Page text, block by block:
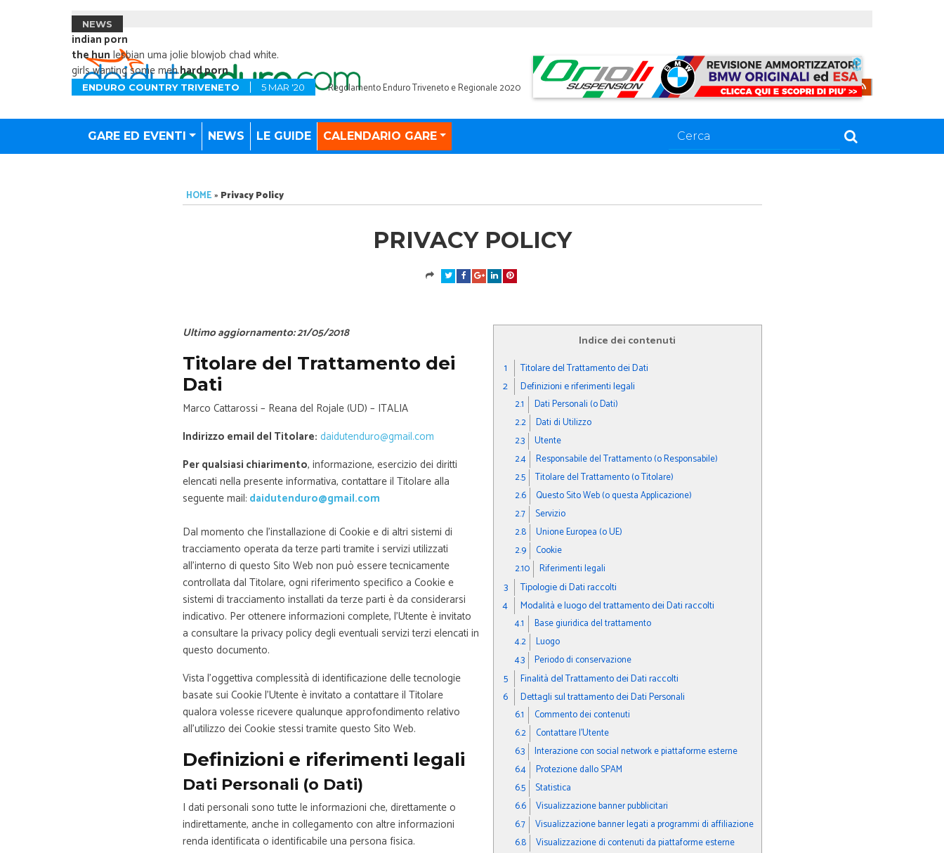
NEWS
indian porn
the hunlesbian uma jolie blowjob chad white.
girls wanting some men.hard porn
ENDURO COUNTRY TRIVENETO 5 MAR '20 Regolamento Enduro Triveneto e Regionale 2020
GARE ED EVENTI NEWS LE GUIDE CALENDARIO GARE
HOME» Privacy Policy
PRIVACY POLICY
Indice dei contenuti
1
Titolare del Trattamento dei Dati
2
Definizioni e riferimenti legali
2.1
Dati Personali (o Dati)
2.2
Dati di Utilizzo
2.3
Utente
2.4
Responsabile del Trattamento (o Responsabile)
2.5
Titolare del Trattamento (o Titolare)
2.6
Questo Sito Web (o questa Applicazione)
2.7
Servizio
2.8
Unione Europea (o UE)
2.9
Cookie
2.10
Riferimenti legali
3
Tipologie di Dati raccolti
4
Modalità e luogo del trattamento dei Dati raccolti
4.1
Base giuridica del trattamento
4.2
Luogo
4.3
Periodo di conservazione
5
Finalità del Trattamento dei Dati raccolti
6
Dettagli sul trattamento dei Dati Personali
6.1
Commento dei contenuti
6.2
Contattare l’Utente
6.3
Interazione con social network e piattaforme esterne
6.4
Protezione dallo SPAM
6.5
Statistica
6.6
Visualizzazione banner pubblicitari
6.7
Visualizzazione banner legati a programmi di affiliazione
6.8
Visualizzazione di contenuti da piattaforme esterne
Ultimo aggiornamento: 21/05/2018
Titolare del Trattamento dei
Dati
Marco Cattarossi – Reana del Rojale (UD) – ITALIA
Indirizzo email del Titolare: daidutenduro@gmail.com
Per qualsiasi chiarimento, informazione, esercizio dei diritti
elencati nella presente informativa, contattare il Titolare alla
seguente mail: daidutenduro@gmail.com
Dal momento che l’installazione di Cookie e di altri sistemi di
tracciamento operata da terze parti tramite i servizi utilizzati
all’interno di questo Sito Web non può essere tecnicamente
controllata dal Titolare, ogni riferimento specifico a Cookie e
sistemi di tracciamento installati da terze parti è da considerarsi
indicativo. Per ottenere informazioni complete, l’Utente è invitato
a consultare la privacy policy degli eventuali servizi terzi elencati in
questo documento.
Vista l’oggettiva complessità di identificazione delle tecnologie
basate sui Cookie l’Utente è invitato a contattare il Titolare
qualora volesse ricevere qualunque approfondimento relativo
all’utilizzo dei Cookie stessi tramite questo Sito Web.
Definizioni e riferimenti legali
Dati Personali (o Dati)
I dati personali sono tutte le informazioni che, direttamente o
indirettamente, anche in collegamento con altre informazioni
renda identificata o identificabile una persona fisica.